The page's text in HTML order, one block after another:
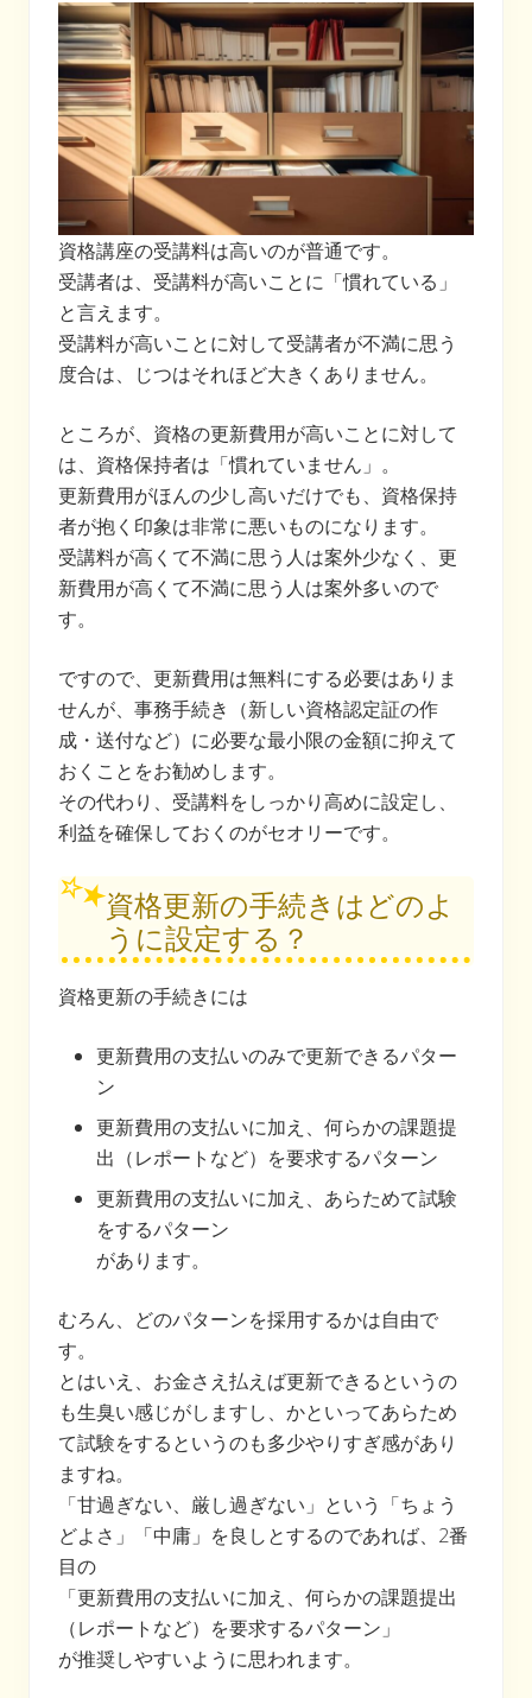
資格講座の受講料は高いのが普通です。
受講者は、受講料が高いことに「慣れている」
と言えます。
受講料が高いことに対して受講者が不満に思う
度合は、じつはそれほど大きくありません。
ところが、資格の更新費用が高いことに対して
は、資格保持者は「慣れていません」。
更新費用がほんの少し高いだけでも、資格保持
者が抱く印象は非常に悪いものになります。
受講料が高くて不満に思う人は案外少なく、更
新費用が高くて不満に思う人は案外多いので
す。
ですので、更新費用は無料にする必要はありま
せんが、事務手続き（新しい資格認定証の作
成・送付など）に必要な最小限の金額に抑えて
おくことをお勧めします。
その代わり、受講料をしっかり高めに設定し、
利益を確保しておくのがセオリーです。
資格更新の手続きはどのよ
うに設定する？
資格更新の手続きには
更新費用の支払いのみで更新できるパター
ン
更新費用の支払いに加え、何らかの課題提
出（レポートなど）を要求するパターン
更新費用の支払いに加え、あらためて試験
をするパターン
があります。
むろん、どのパターンを採用するかは自由で
す。
とはいえ、お金さえ払えば更新できるというの
も生臭い感じがしますし、かといってあらため
て試験をするというのも多少やりすぎ感があり
ますね。
「甘過ぎない、厳し過ぎない」という「ちょう
どよさ」「中庸」を良しとするのであれば、2番
目の
「更新費用の支払いに加え、何らかの課題提出
（レポートなど）を要求するパターン」
が推奨しやすいように思われます。